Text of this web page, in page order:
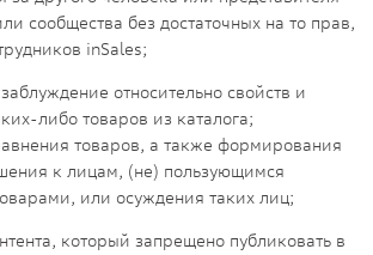
сообщества без достаточных на то прав,
inSales;
относительно свойств и
либо товаров из каталога;
товаров, а также формирования
к лицам, (не) пользующимся
или осуждения таких лиц;
который запрещено публиковать в